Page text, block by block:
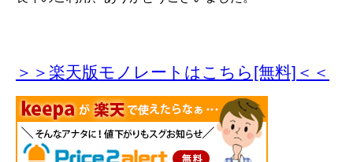
＞＞楽天版モノレートはこちら[無料]＜＜